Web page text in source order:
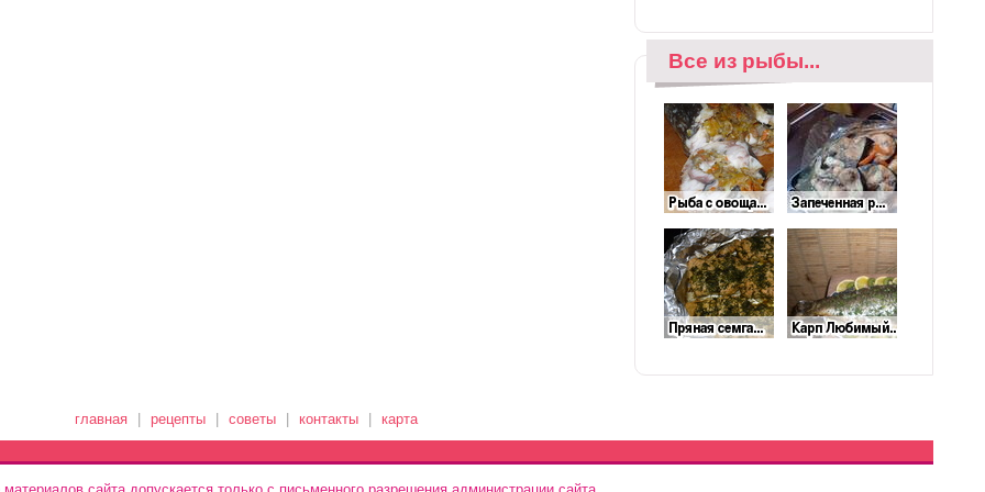
Все из рыбы...
главная рецепты советы контакты карта